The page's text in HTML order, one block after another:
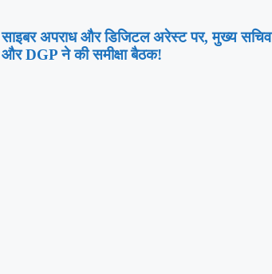
साइबर अपराध और डिजिटल अरेस्ट पर, मुख्य सचिव
और DGP ने की समीक्षा बैठक!